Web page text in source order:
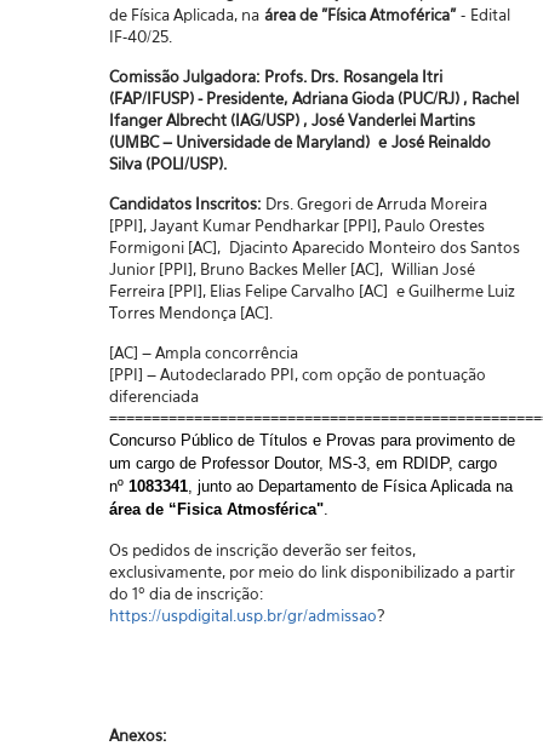
de Física Aplicada, na área de "Física Atmoférica"- Edital
IF-40/25.
Comissão Julgadora: Profs. Drs. Rosangela Itri
(FAP/IFUSP) - Presidente, Adriana Gioda (PUC/RJ) , Rachel
Ifanger Albrecht (IAG/USP) , José Vanderlei Martins
(UMBC – Universidade de Maryland) e José Reinaldo
Silva (POLI/USP).
Candidatos Inscritos: Drs. Gregori de Arruda Moreira
[PPI], Jayant Kumar Pendharkar [PPI], Paulo Orestes
Formigoni [AC], Djacinto Aparecido Monteiro dos Santos
Junior [PPI], Bruno Backes Meller [AC], Willian José
Ferreira [PPI], Elias Felipe Carvalho [AC] e Guilherme Luiz
Torres Mendonça [AC].
[AC] – Ampla concorrência
[PPI] – Autodeclarado PPI, com opção de pontuação
diferenciada
Concurso Público de Títulos e Provas para provimento de
um cargo de Professor Doutor, MS-3, em RDIDP, cargo
nº 1083341, junto ao Departamento de Física Aplicada na
área de “Fisica Atmosférica".
Os pedidos de inscrição deverão ser feitos,
exclusivamente, por meio do link disponibilizado a partir
do 1º dia de inscrição:
https://uspdigital.usp.br/gr/admissao?
Anexos: